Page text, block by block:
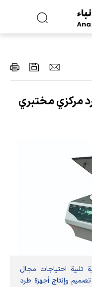
مركزي مختبري
تلبية احتياجات مجال
وإنتاج أجهزة طرد